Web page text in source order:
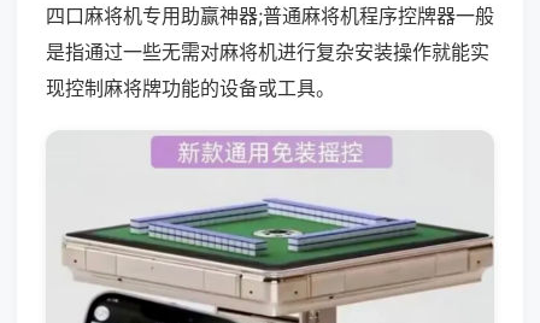
四口麻将机专用助赢神器;普通麻将机程序控牌器一般
是指通过一些无需对麻将机进行复杂安装操作就能实
现控制麻将牌功能的设备或工具。